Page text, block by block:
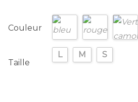
Couleur
Taille
L M S